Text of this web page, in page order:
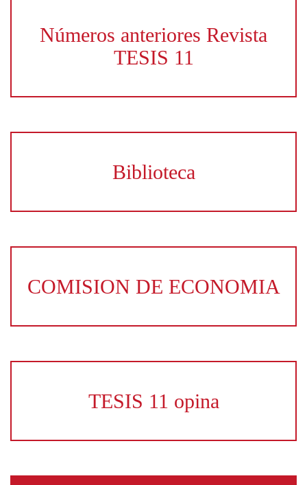
Números anteriores Revista
TESIS 11
Biblioteca
COMISION DE ECONOMIA
TESIS 11 opina